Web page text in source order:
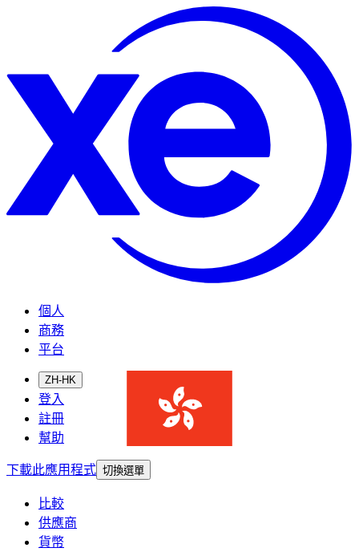
個人
商務
平台
ZH-HK
登入
註冊
幫助
下載此應用程式 切換選單
比較
供應商
貨幣